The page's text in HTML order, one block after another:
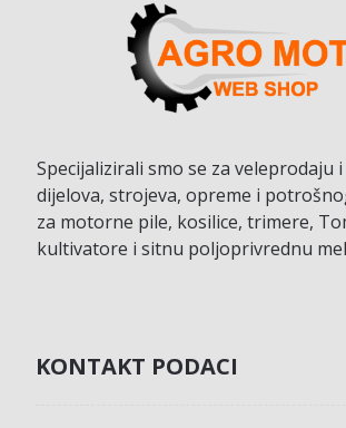
Specijalizirali smo se za veleprodaju
dijelova, strojeva, opreme i
za motorne pile, kosilice, trimere,
kultivatore i sitnu poljoprivrednu
KONTAKT PODACI